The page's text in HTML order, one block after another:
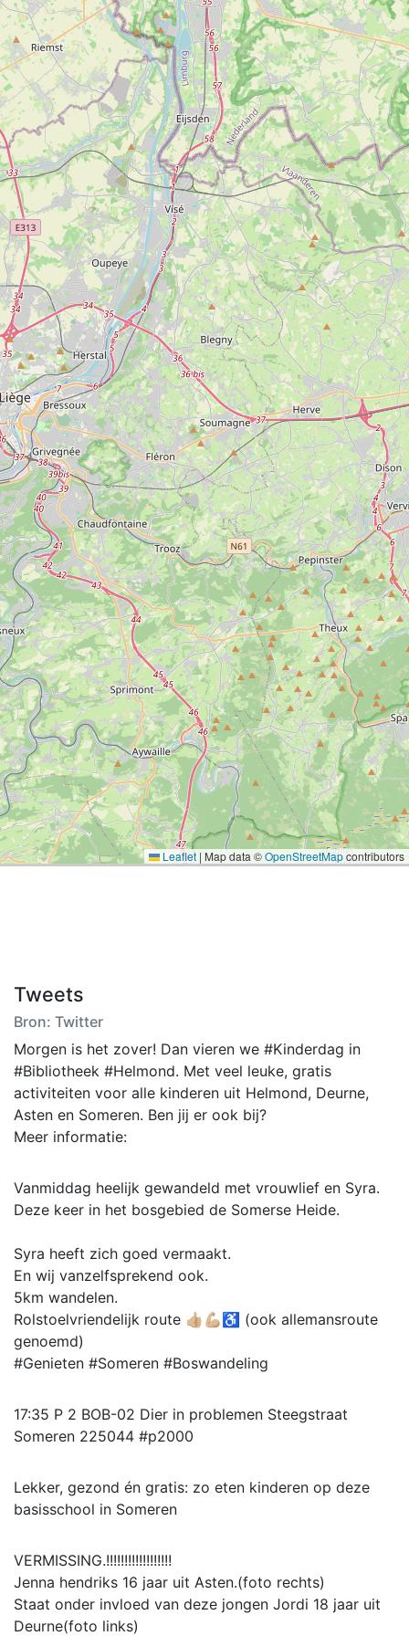
Leaflet | Map data ©OpenStreetMapcontributors
Tweets
Bron: Twitter
Morgen is het zover! Dan vieren we #Kinderdag in
#Bibliotheek #Helmond. Met veel leuke, gratis
activiteiten voor alle kinderen uit Helmond, Deurne,
Asten en Someren. Ben jij er ook bij?
Meer informatie:
Vanmiddag heelijk gewandeld met vrouwlief en Syra.
Deze keer in het bosgebied de Somerse Heide.
Syra heeft zich goed vermaakt.
En wij vanzelfsprekend ook.
5km wandelen.
Rolstoelvriendelijk route 👍🏼💪🏼♿ (ook allemansroute
genoemd)
#Genieten #Someren #Boswandeling
17:35 P 2 BOB-02 Dier in problemen Steegstraat
Someren 225044 #p2000
Lekker, gezond én gratis: zo eten kinderen op deze
basisschool in Someren
VERMISSING.!!!!!!!!!!!!!!!!!!
Jenna hendriks 16 jaar uit Asten.(foto rechts)
Staat onder invloed van deze jongen Jordi 18 jaar uit
Deurne(foto links)